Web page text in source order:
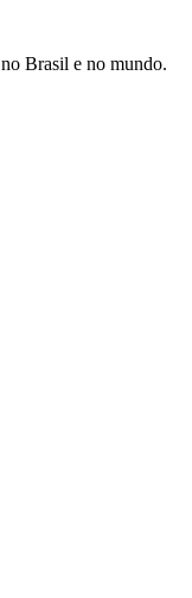
Brasil e no mundo.